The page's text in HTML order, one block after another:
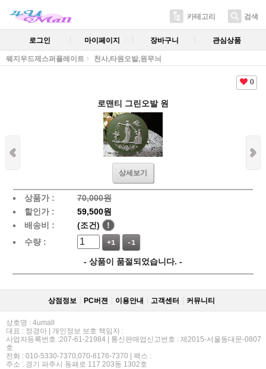
카테고리 검색
로그인 마이페이지 장바구니 관심상품
웨지우드제스퍼플레이트 천사,타원오발,원무늬
0
로맨티 그린오발 원
상세보기
상품가 :
70,000원
할인가 :
59,500원
배송비 :
(조건)
!
수량 :
+1 -1
- 상품이 품절되었습니다. -
상점정보 PC버젼 이용안내 고객센터 커뮤니티
상호명 : 4umall
대표 : 정경아 | 개인정보 보호 책임자 :
사업자등록번호 :207-61-21984 | 통신판매업신고번호 : 제2015-서울동대문-0807
호
전화 : 010-5330-7370,070-8176-7370 | 팩스 :
주소 : 경기 파주시 동패로 117 203동 1302호